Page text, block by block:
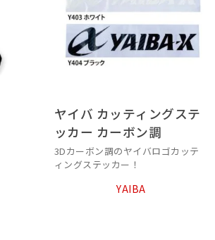
ヤイバ カッティングステ
ッカー カーボン調
3Dカーボン調のヤイバロゴカッテ
ィングステッカー！
YAIBA